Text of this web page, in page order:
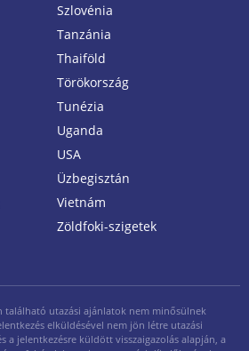
Szlovénia
Tanzánia
Thaiföld
Törökország
Tunézia
Uganda
USA
Üzbegisztán
Vietnám
Zöldfoki-szigetek
utazási ajánlatok nem minősülnek
elküldésével nem jön létre utazási
a jelentkezésre küldött visszaigazolás alapján, a